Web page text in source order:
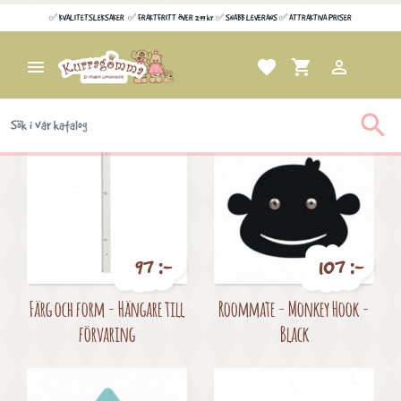
✅ KVALITETSLEKSAKER ✅ FRAKTFRITT ÖVER 299 kr ✅ SNABB LEVERANS ✅ ATTRAKTIVA PRISER



favorite shopping_cart
Wishlists
Visar 1-12 av 12 objekt
Pris
97 :-
Färg och form - Hängare till
förvaring
Pris
107 :-
Roommate - Monkey Hook -
Black